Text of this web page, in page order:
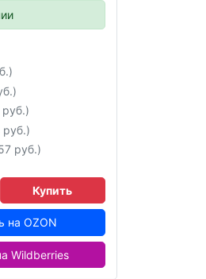
руб.)
Купить
на OZON
Wildberries